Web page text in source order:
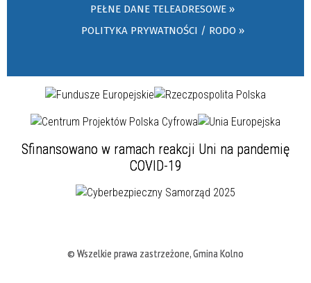
PEŁNE DANE TELEADRESOWE »
POLITYKA PRYWATNOŚCI / RODO »
Sfinansowano w ramach reakcji Uni na pandemię
COVID-19
© Wszelkie prawa zastrzeżone, Gmina Kolno